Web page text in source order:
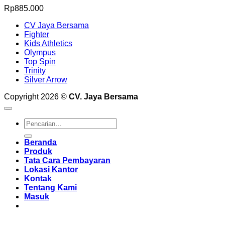
Rp885.000
CV Jaya Bersama
Fighter
Kids Athletics
Olympus
Top Spin
Trinity
Silver Arrow
Copyright 2026 © CV. Jaya Bersama
Pencarian
untuk:
Beranda
Produk
Tata Cara Pembayaran
Lokasi Kantor
Kontak
Tentang Kami
Masuk